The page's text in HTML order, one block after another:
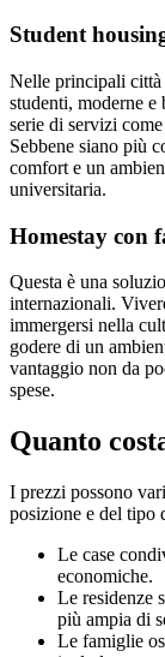
Student
Nelle principali città
studenti, moderne
serie di servizi
Sebbene siano più
comfort e un
universitaria.
Homestay con
Questa è una
internazionali.
immergersi nella
godere di un
vantaggio non da
spese.
Quanto
I prezzi possono
posizione e del tipo
Le case
economiche.
Le residenze
più ampia di
Le famiglie